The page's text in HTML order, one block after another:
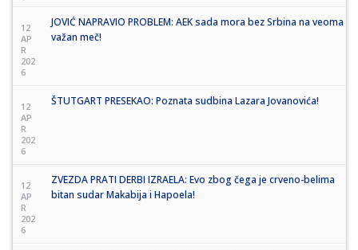
12
AP
R
202
6
JOVIĆ NAPRAVIO PROBLEM: AEK sada mora bez Srbina na veoma
važan meč!
12
AP
R
202
6
ŠTUTGART PRESEKAO: Poznata sudbina Lazara Jovanovića!
12
AP
R
202
6
ZVEZDA PRATI DERBI IZRAELA: Evo zbog čega je crveno-belima
bitan sudar Makabija i Hapoela!